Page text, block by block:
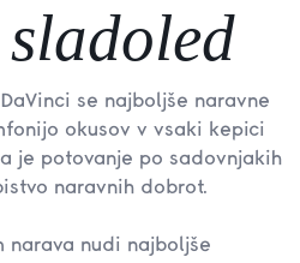
se najboljše naravne
okusov v vsaki kepici
je potovanje po sadovnjakih
naravnih dobrot.
narava nudi najboljše